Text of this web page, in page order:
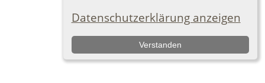
Datenschutzerklärung anzeigen
Verstanden